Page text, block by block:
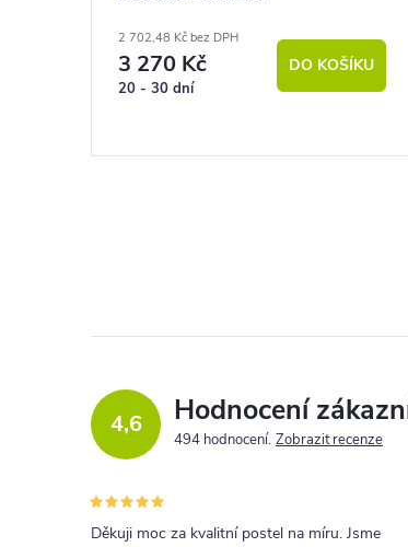
2 702,48 Kč bez DPH
3 270 Kč
20 - 30 dní
DO KOŠÍKU
4,6 Hodnocení
494 hodnocení Zobrazit recenze
Děkuji moc za kvalitní postel na míru. Jsme